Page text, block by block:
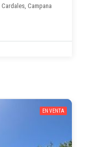
Campana
EN VENTA